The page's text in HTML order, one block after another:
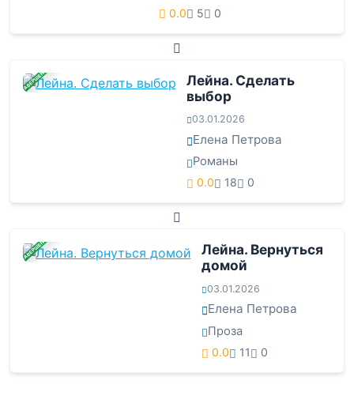
0.0 5 0
ЗАВЕРШЕНА
Лейна. Сделать
выбор
03.01.2026
Елена Петрова
Романы
0.0 18 0
ЗАВЕРШЕНА
Лейна. Вернуться
домой
03.01.2026
Елена Петрова
Проза
0.0 11 0